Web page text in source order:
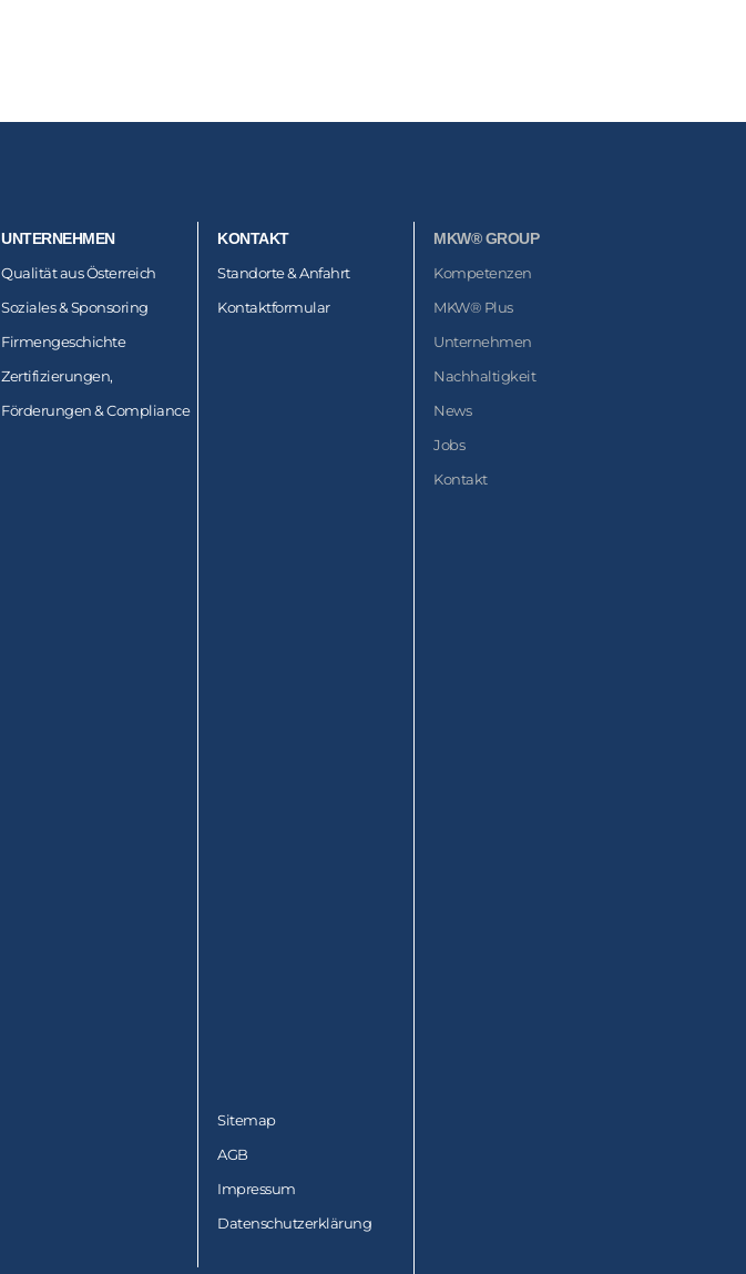
UNTERNEHMEN
Qualität aus Österreich
Soziales & Sponsoring
Firmengeschichte
Zertifizierungen,
Förderungen & Compliance
KONTAKT
Standorte & Anfahrt
Kontaktformular
Sitemap
AGB
Impressum
Datenschutzerklärung
MKW® GROUP
Kompetenzen
MKW® Plus
Unternehmen
Nachhaltigkeit
News
Jobs
Kontakt